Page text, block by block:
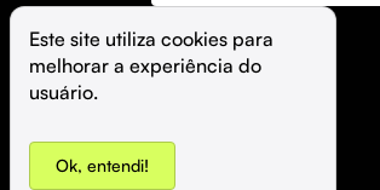
©️ Hubla Tecnologia Ltda • 2026
Este site utiliza cookies para
melhorar a experiência do
usuário.
Ok, entendi!